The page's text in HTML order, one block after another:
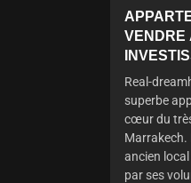
VENDRE
Real-
superbe
cœur du
Marrakech.
ancien
par ses